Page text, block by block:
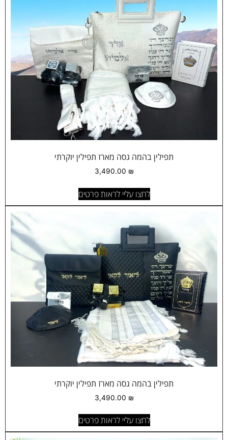
תפילין בהמה גסה מארז תפילין יוקרתי
3,490.00 ₪
לחצו עליי לראות פרטים
תפילין בהמה גסה מארז תפילין יוקרתי
3,490.00 ₪
לחצו עליי לראות פרטים